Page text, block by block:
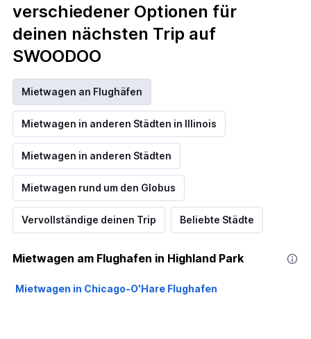
verschiedener Optionen für
deinen nächsten Trip auf
SWOODOO
Mietwagen an Flughäfen
Mietwagen in anderen Städten in Illinois
Mietwagen in anderen Städten
Mietwagen rund um den Globus
Vervollständige deinen Trip Beliebte Städte
Mietwagen am Flughafen in Highland Park
Mietwagen in Chicago-O'Hare Flughafen